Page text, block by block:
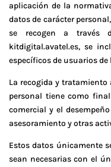
aplicación de la
datos de carácter
se recogen a través
kitdigital.avatel.es, se
específicos de usuarios de
La recogida y
personal tiene como
comercial y el
asesoramiento y otras
Estos datos únicamente
sean necesarias con el